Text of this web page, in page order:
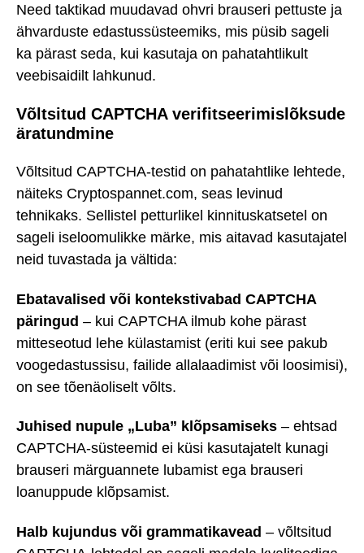
Need taktikad muudavad ohvri brauseri pettuste ja
ähvarduste edastussüsteemiks, mis püsib sageli
ka pärast seda, kui kasutaja on pahatahtlikult
veebisaidilt lahkunud.
Võltsitud CAPTCHA verifitseerimislõksude
äratundmine
Võltsitud CAPTCHA-testid on pahatahtlike lehtede,
näiteks Cryptospannet.com, seas levinud
tehnikaks. Sellistel petturlikel kinnituskatsetel on
sageli iseloomulikke märke, mis aitavad kasutajatel
neid tuvastada ja vältida:
Ebatavalised või kontekstivabad CAPTCHA
päringud – kui CAPTCHA ilmub kohe pärast
mitteseotud lehe külastamist (eriti kui see pakub
voogedastussisu, failide allalaadimist või loosimisi),
on see tõenäoliselt võlts.
Juhised nupule „Luba” klõpsamiseks – ehtsad
CAPTCHA-süsteemid ei küsi kasutajatelt kunagi
brauseri märguannete lubamist ega brauseri
loanuppude klõpsamist.
Halb kujundus või grammatikavead – võltsitud